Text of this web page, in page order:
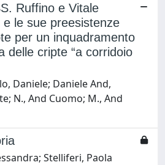
Ruffino e Vitale
le sue preesistenze
per un inquadramento
delle cripte “a corridoio
Daniele; Daniele And,
N., And Cuomo; M., And
Stelliferi, Paola